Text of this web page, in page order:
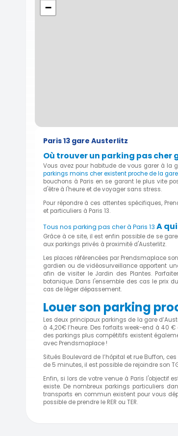
−
Paris 13 gare Austerlitz
Où trouver un parking pas cher
Vous avez pour habitude de vous garer à la
parkings moins cher existent proche de la
bouchons à Paris en se garant le plus vite
d'être à l'heure et de voyager sans stress.
Pour répondre à ces attentes spécifiques,
et particuliers à Paris 13.
Tous nos parking pas cher à Paris 13 A
Grâce à ce site, il est enfin possible de se
aux parkings privés à proximité d'Austerlitz.
Les places référencées par Prendsmaplace
gardien ou de vidéosurveillance apportent
afin de visiter le Jardin des Plantes.
botanique. Dans l'ensemble des cas le prix
cas de léger dépassement.
Louer son parking
Les deux principaux parkings de la gare
à 4,20€ l’heure. Des forfaits week-end à 40
des parkings plus compétitifs existent
avec Prendsmaplace !
Situés Boulevard de l’hôpital et rue Buffon,
de 5 minutes, il est possible de rejoindre son
Enfin, si lors de votre venue à Paris l'objectif
existe. De nombreux parkings particuliers
transports en commun existent pour vous
possible de prendre le RER ou TER.